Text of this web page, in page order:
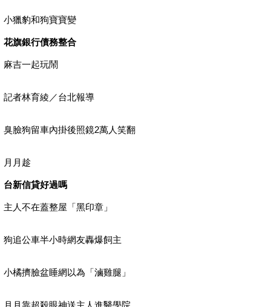
小獵豹和狗寶寶變
花旗銀行債務整合
麻吉一起玩鬧
記者林育綾／台北報導
臭臉狗留車內掛後照鏡2萬人笑翻
月月趁
台新信貸好過嗎
主人不在蓋整屋「黑印章」
狗追公車半小時網友轟爆飼主
小橘擠臉盆睡網以為「滷雞腿」
月月靠超殺眼神送主人進醫學院